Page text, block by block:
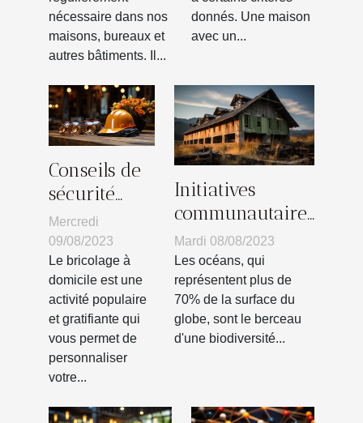
nécessaire dans nos
maisons, bureaux et
autres bâtiments. Il...
donnés. Une maison
avec un...
Conseils de
sécurité
pour le
bricolage à
domicile
Mercredi
09/08/2023
Le bricolage à
domicile est une
activité populaire
et gratifiante qui
vous permet de
personnaliser
votre...
Initiatives
communautaires
pour la
protection des
habitats marins
Mardi 08/08/2023
Les océans, qui
représentent plus de
70% de la surface du
globe, sont le berceau
d'une biodiversité...